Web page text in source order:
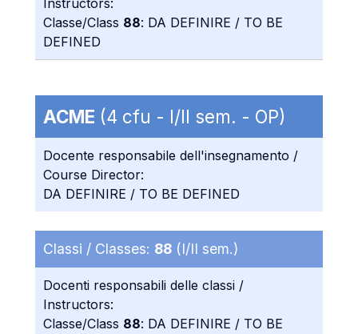
Instructors:
Classe/Class 88: DA DEFINIRE / TO BE
DEFINED
ACME (4 cfu - I/II sem. - OP)
Docente responsabile dell'insegnamento /
Course Director:
DA DEFINIRE / TO BE DEFINED
Classi / Classes: 88 (I/II sem.)
Docenti responsabili delle classi /
Instructors:
Classe/Class 88: DA DEFINIRE / TO BE